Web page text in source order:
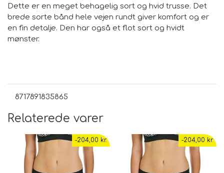
Dette er en meget behagelig sort og hvid trusse. Det
brede sorte bånd hele vejen rundt giver komfort og er
en fin detalje. Den har også et flot sort og hvidt
mønster.
8717891835865
Relaterede varer
-204,00 kr. -204,00 kr.